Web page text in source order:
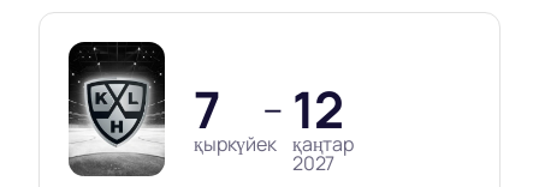
7
қыркүйек
— 12
қаңтар
2027